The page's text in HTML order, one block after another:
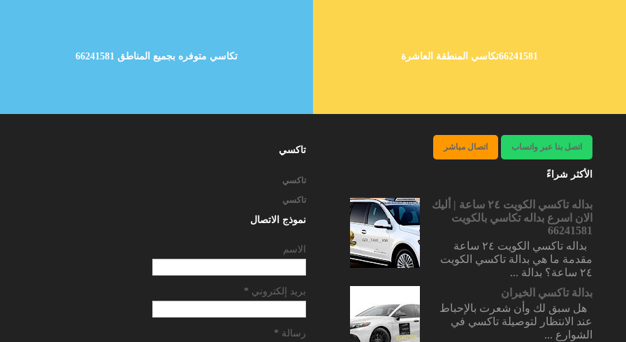
66241581تكاسي المنطقة العاشرة تكاسي متوفره بجميع المناطق 66241581
اتصل بنا عبر واتساب اتصال مباشر
الأكثر شراءً
بداله تاكسي الكويت ٢٤ ساعة | أليك
الان اسرع بداله تكاسي بالكويت
66241581
بداله تاكسي الكويت ٢٤ ساعة
مقدمة ما هي بدالة تاكسي الكويت
٢٤ ساعة؟ بدالة ...
بدالة تاكسي الخيران
هل سبق لك وأن شعرت بالإحباط
عند الانتظار لتوصيلة تاكسي في
الشوارع ...
تاكسي
تاكسي
تاكسي
نموذج الاتصال
الاسم
بريد إلكتروني *
رسالة *